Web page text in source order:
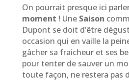
On pourrait presque ici
moment ! Une Saison
Dupont se doit d’être
occasion qui en vaille la
gâcher sa fraicheur et ses
pour tenter de sauver un
toute façon, ne restera pas